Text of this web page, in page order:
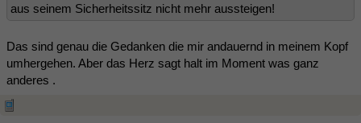
aus seinem Sicherheitssitz nicht mehr aussteigen!
Das sind genau die Gedanken die mir andauernd in meinem Kopf
umhergehen. Aber das Herz sagt halt im Moment was ganz
anderes .